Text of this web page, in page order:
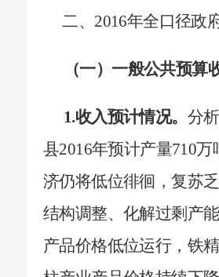
二、 2016年全口径政
（一）一般公共预算
1.收入预计情况。 分析
县2016年预计产量710万
济仍将低位徘徊，复苏
结构调整、化解过剩产
产品价格低位运行，铁